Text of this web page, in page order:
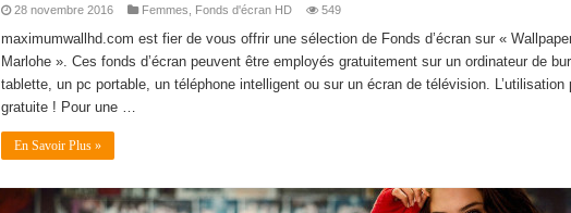
28 novembre 2016 Femmes Fonds d'écran HD 549
maximumwallhd.com est fier de vous offrir une sélection de Fonds d’écran sur «
Marlohe ». Ces fonds d’écran peuvent être employés gratuitement sur un ordinateur de
tablette, un pc portable, un téléphone intelligent ou sur un écran de télévision. L’utilisation
gratuite ! Pour une …
En Savoir Plus »